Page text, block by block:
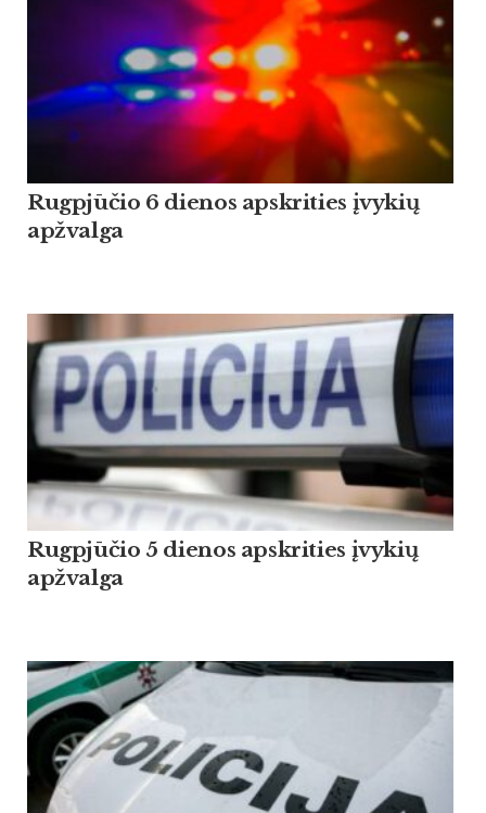
Rugpjūčio 6 dienos apskrities įvykių
apžvalga
Rugpjūčio 5 dienos apskrities įvykių
apžvalga